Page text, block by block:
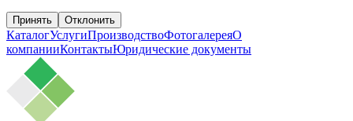
Принять Отклонить
КаталогУслугиПроизводствоФотогалереяО
компанииКонтактыЮридические документы